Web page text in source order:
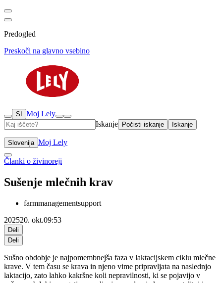
Predogled
Preskoči na glavno vsebino
SI
Moj Lely
Iskanje
Počisti iskanje Iskanje
Slovenija Moj Lely
Članki o živinoreji
Sušenje mlečnih krav
farmmanagementsupport
202520. okt.09:53
Deli
Deli
Sušno obdobje je najpomembnejša faza v laktacijskem ciklu mlečne
krave. V tem času se krava in njeno vime pripravljata na naslednjo
laktacijo, zato lahko kakršne koli nepravilnosti, ki se pojavijo v